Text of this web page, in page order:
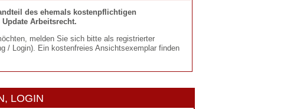
des ehemals kostenpflichtigen
Arbeitsrecht.
melden Sie sich bitte als registrierter
/ Login). Ein kostenfreies Ansichtsexemplar finden
LOGIN